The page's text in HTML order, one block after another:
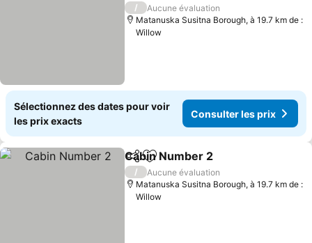
/
Aucune évaluation
Matanuska Susitna Borough, à 19.7 km de :
Willow
Sélectionnez des dates pour voir
les prix exacts
Consulter les prix
PartagerAjouter à mes favoris
Cabin Number 2
/
Aucune évaluation
Matanuska Susitna Borough, à 19.7 km de :
Willow